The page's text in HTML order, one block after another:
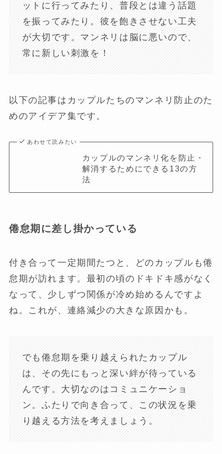
ットに行ってみたり、普段とは違う話題
を振ってみたり。彼を飽きさせない工夫
が大切です。マンネリは脳に悪いので、
常に新しい刺激を！
以下の記事はカップルたちのマンネリ防止のた
めのアイデア集です。
あわせて読みたい
カップルのマンネリ化を防止・
解消するためにできる13の方
法
倦怠期に差し掛かっている
付き合って一定期間たつと、どのカップルも倦
怠期が訪れます。最初の頃のドキドキ感がなく
なって、少しずつ関係が冷め始めるんですよ
ね。これが、連絡減少の大きな原因かも。
でも倦怠期を乗り越えられたカップル
は、その先にもっと深い絆が待っている
んです。大切なのはコミュニケーショ
ン。ふたりで向き合って、この状況を乗
り越える方法を考えましょう。